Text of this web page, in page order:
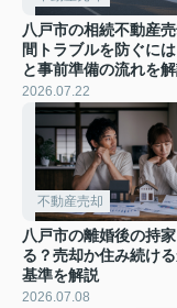
八戸市の相続不動産
間トラブルを防ぐに
と事前準備の流れを
2026.07.22
不動産売却
八戸市の離婚後の持
る？売却か住み続け
基準を解説
2026.07.08